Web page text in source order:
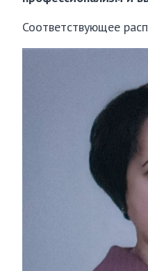
Соответствующее